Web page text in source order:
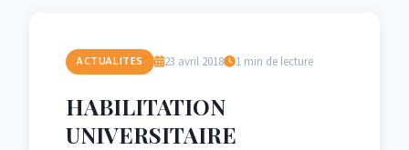
ACTUALITES 23 avril 2018 1 min de lecture
HABILITATION
UNIVERSITAIRE